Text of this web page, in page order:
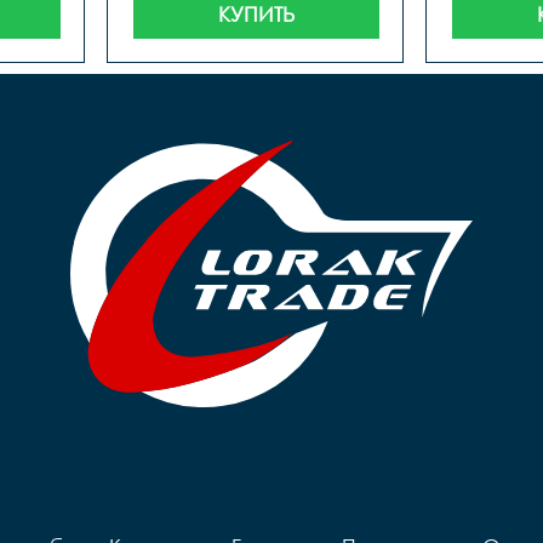
КУПИТЬ